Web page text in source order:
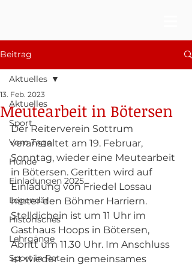
Beitrag
Aktuelles
Sport
Vom Tage
Hunde
Einladungen 2025
Legendär
Historisches
Lehrgänge
Sport in Rot
Aktuelles
Meutearbeit in Bötersen
13. Feb. 2023
Der Reiterverein Sottrum
veranstaltet am 19. Februar,
Sonntag, wieder eine Meutearbeit
in Bötersen. Geritten wird auf
Einladung von Friedel Lossau
hinter den Böhmer Harriern.
Stelldichein ist um 11 Uhr im
Gasthaus Hoops in Bötersen,
Abritt um 11.30 Uhr. Im Anschluss
ist wieder ein gemeinsames